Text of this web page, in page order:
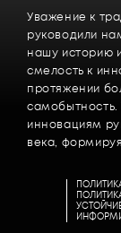
Уважение к
руководили
нашу историю
смелость к
протяжении
инновациям
века,